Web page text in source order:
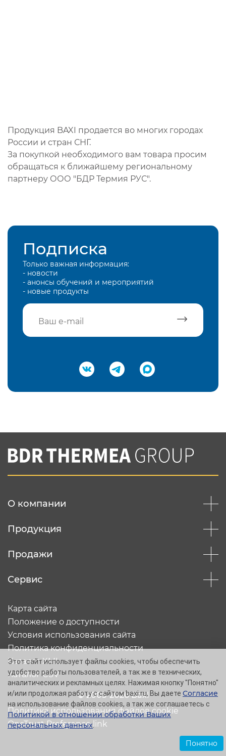
Продукция BAXI продается во многих городах
России и стран СНГ.
За покупкой необходимого вам товара просим
обращаться к ближайшему региональному
партнеру ООО "БДР Термия РУС".
Подписка
Только важная информация:
- новости
- анонсы обучений и мероприятий
- новые продукты
Подтвердить e-mail
Вы соглашаетесь с нашей политикой
конфеденциальности
О компании
Продукция
Продажи
Сервис
© 2005-2026 Baxi
Карта сайта
Положение о доступности
Условия использования сайта
Политика конфиденциальности
Каталог XML
Каталог CSV
Политика использования файлов cookie
OneTrust Preference link
Этот сайт использует файлы cookies, чтобы обеспечить
удобство работы пользователей, а так же в технических,
аналитических и рекламных целях. Нажимая кнопку "Понятно"
и/или продолжая работу с сайтом baxi.ru, Вы даете Согласие
на использование файлов cookies, а так же соглашаетесь с
Политикой в отношении обработки Ваших
персональных данных.
Понятно